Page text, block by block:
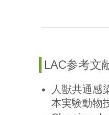
LAC参考文
人獣共通感
本実験動物